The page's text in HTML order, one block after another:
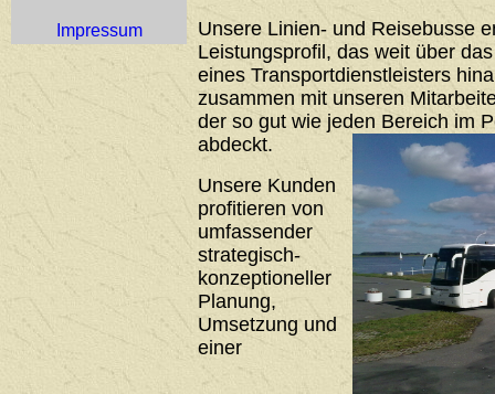
Impressum
Unsere Linien- und Reisebusse
Leistungsprofil, das weit über
eines Transportdienstleisters
zusammen mit unseren
der so gut wie jeden Bereich im
abdeckt.
Unsere Kunden
profitieren von
umfassender
strategisch-
konzeptioneller
Planung,
Umsetzung und
einer